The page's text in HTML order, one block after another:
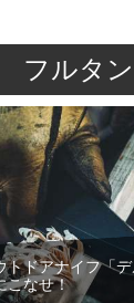
フルタ
トドアナイフ「
こなせ！